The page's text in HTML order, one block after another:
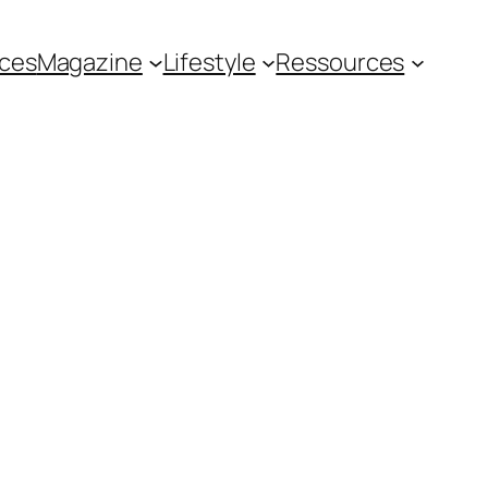
Magazine Lifestyle Ressources